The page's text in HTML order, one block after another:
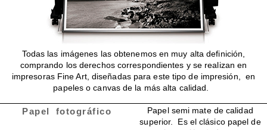
Todas las imágenes las obtenemos en muy alta definición,
comprando los derechos correspondientes y se realizan en
impresoras Fine Art, diseñadas para este tipo de impresión, en
papeles o canvas de la más alta calidad.
Papel fotográfico
Papel semi mate de calidad
superior. Es el clásico papel de